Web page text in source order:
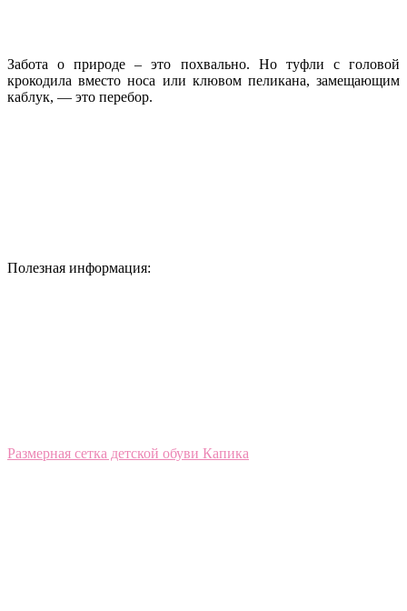
Забота о природе – это похвально. Но туфли с головой
крокодила вместо носа или клювом пеликана, замещающим
каблук, — это перебор.
Полезная информация:
Размерная сетка детской обуви Капика